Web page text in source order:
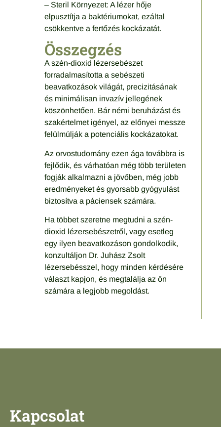
– Steril Környezet: A lézer hője
elpusztítja a baktériumokat, ezáltal
csökkentve a fertőzés kockázatát.
Összegzés
A szén-dioxid lézersebészet
forradalmasította a sebészeti
beavatkozások világát, precizitásának
és minimálisan invazív jellegének
köszönhetően. Bár némi beruházást és
szakértelmet igényel, az előnyei messze
felülmúlják a potenciális kockázatokat.
Az orvostudomány ezen ága továbbra is
fejlődik, és várhatóan még több területen
fogják alkalmazni a jövőben, még jobb
eredményeket és gyorsabb gyógyulást
biztosítva a páciensek számára.
Ha többet szeretne megtudni a szén-
dioxid lézersebészetről, vagy esetleg
egy ilyen beavatkozáson gondolkodik,
konzultáljon Dr. Juhász Zsolt
lézersebésszel, hogy minden kérdésére
választ kapjon, és megtalálja az ön
számára a legjobb megoldást.
Kapcsolat